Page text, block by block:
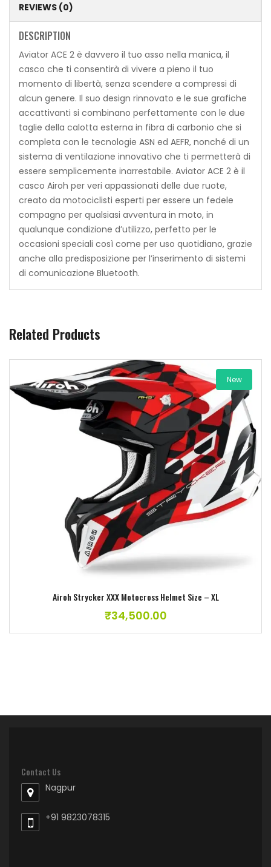
REVIEWS (0)
DESCRIPTION
Aviator ACE 2 è davvero il tuo asso nella manica, il
casco che ti consentirà di vivere a pieno il tuo
momento di libertà, senza scendere a compressi di
alcun genere. Il suo design rinnovato e le sue grafiche
accattivanti si combinano perfettamente con le due
taglie della calotta esterna in fibra di carbonio che si
completa con le tecnologie ASN ed AEFR, nonché di un
sistema di ventilazione innovativo che ti permetterà di
essere semplicemente inarrestabile. Aviator ACE 2 è il
casco Airoh per veri appassionati delle due ruote,
creato da motociclisti esperti per essere un fedele
compagno per qualsiasi avventura in moto, in
qualunque condizione d’utilizzo, perfetto per le
occasioni speciali così come per uso quotidiano, grazie
anche alla predisposizione per l’inserimento di sistemi
di comunicazione Bluetooth.
Related Products
New
Airoh Strycker XXX Motocross Helmet Size – XL
₹34,500.00
Add to wishlist
Contact Us
Nagpur
+91 9823078315